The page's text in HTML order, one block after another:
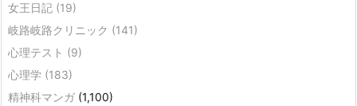
女王日記 (19)
岐路岐路クリニック (141)
心理テスト (9)
心理学 (183)
精神科マンガ (1,100)